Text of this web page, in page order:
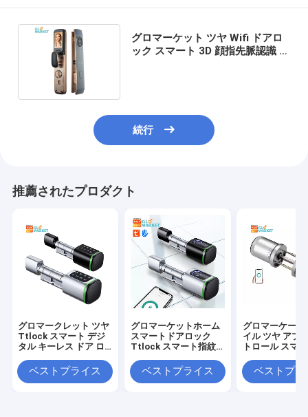
グロマーケット ツヤ Wifi ドアロ
ック スマート 3D 顔指先脈認識 猫
続行
推薦されたプロダクト
グロマークレット ツヤ
Ttlock スマート デジ
タル キーレス ドア ロ
ネーション パスワード
&カード 電子 ロック シ
ベストプライス
グロマーケットホーム
スマートドアロック
Ttlock スマート指紋
能なシリンダーユーロ
スマートロック ツヤ ア
ベストプライス
グロマーケート
イル ツヤ アプ
トロール スマ
ド ホーム ホテ
ートメント 電
ベストプラ